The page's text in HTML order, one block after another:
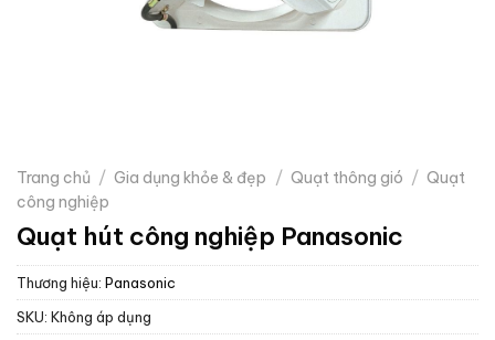
Trang chủ / Gia dụng khỏe & đẹp / Quạt thông gió / Quạt
công nghiệp
Quạt hút công nghiệp Panasonic
Thương hiệu: Panasonic
SKU: Không áp dụng